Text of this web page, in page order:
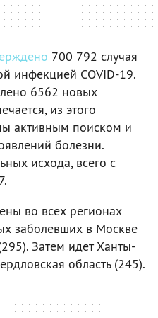
700 792 случая
инфекцией COVID-19.
6562 новых
из этого
активным поиском и
болезни.
исхода, всего с
во всех регионах
заболевших в Москве
Затем идет Ханты-
область (245).